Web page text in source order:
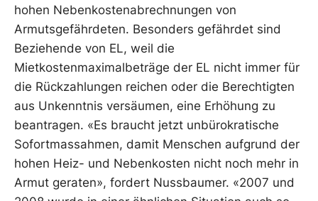
hohen Nebenkostenabrechnungen von
Armutsgefährdeten. Besonders gefährdet sind
Beziehende von EL, weil die
Mietkostenmaximalbeträge der EL nicht immer für
die Rückzahlungen reichen oder die Berechtigten
aus Unkenntnis versäumen, eine Erhöhung zu
beantragen. «Es braucht jetzt unbürokratische
Sofortmassahmen, damit Menschen aufgrund der
hohen Heiz- und Nebenkosten nicht noch mehr in
Armut geraten», fordert Nussbaumer. «2007 und